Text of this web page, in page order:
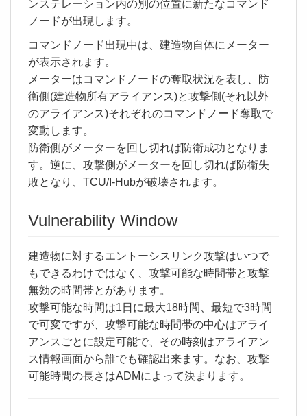
ンステレーション内の別の位置に新たなコマンド
ノードが出現します。
コマンドノード出現中は、建造物自体にメーター
が表示されます。
メーターはコマンドノードの奪取状況を表し、防
衛側(建造物所有アライアンス)と攻撃側(それ以外
のアライアンス)それぞれのコマンドノード奪取で
変動します。
防衛側がメーターを回し切れば防衛成功となりま
す。逆に、攻撃側がメーターを回し切れば防衛失
敗となり、TCU/I-Hubが破壊されます。
Vulnerability Window
建造物に対するエントーシスリンク攻撃はいつで
もできるわけではなく、攻撃可能な時間帯と攻撃
無効の時間帯とがあります。
攻撃可能な時間は1日に最大18時間、最短で3時間
で可変ですが、攻撃可能な時間帯の中心はアライ
アンスごとに設定可能で、その時刻はアライアン
ス情報画面から誰でも確認出来ます。なお、攻撃
可能時間の長さはADMによって決まります。